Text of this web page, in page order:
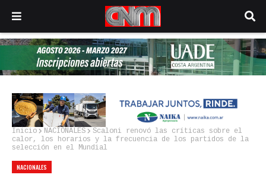
Inicio NACIONALES
Scaloni renovó las críticas sobre el
calor, los horarios y la frecuencia de los partidos de la
selección en el Mundial
NACIONALES